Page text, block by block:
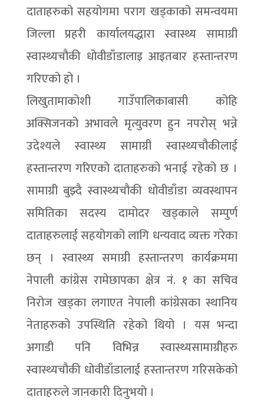
दाताहरुको सहयोगमा पराग खड्काको समन्वयमा
जिल्ला प्रहरी कार्यालयद्धारा स्वास्थ्य सामाग्री
स्वास्थ्यचौकी धोवीडाँडालाइ आइतबार हस्तान्तरण
गरिएको हो ।
लिखुतामाकोशी गाउँपालिकाबासी कोहि
अक्सिजनको अभावले मृत्युवरण हुन नपरोस् भन्ने
उदेश्यले स्वास्थ्य सामाग्री स्वास्थ्यचौकीलाई
हस्तान्तरण गरिएको दाताहरुको भनाई रहेको छ ।
सामाग्री बुझ्दै स्वास्थ्यचौकी धोवीडाँडा व्यवस्थापन
समितिका सदस्य दामोदर खड्काले सम्पुर्ण
दाताहरुलाई सहयोगको लागि धन्यवाद व्यक्त गरेका
छन् । स्वास्थ्य समाग्री हस्तान्तरण कार्यक्रममा
नेपाली कांग्रेस रामेछापका क्षेत्र नं. १ का सचिव
निरोज खड्का लगाएत नेपाली कांग्रेसका स्थानिय
नेताहरुको उपस्थिति रहेको थियो । यस भन्दा
अगाडी पनि विभिन्न स्वास्थ्यसामाग्रीहरु
स्वास्थ्यचौकी धोवीडाँडालाई हस्तान्तरण गरिसकेको
दाताहरुले जानकारी दिनुभयो ।